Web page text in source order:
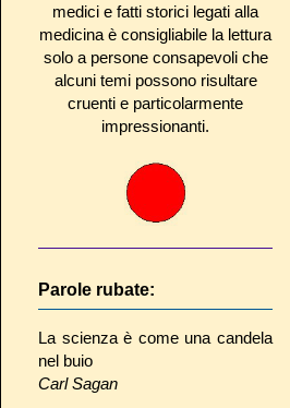
medici e fatti storici legati alla
medicina è consigliabile la lettura
solo a persone consapevoli che
alcuni temi possono risultare
cruenti e particolarmente
impressionanti.
Parole rubate:
La scienza è come una candela
nel buio
Carl Sagan